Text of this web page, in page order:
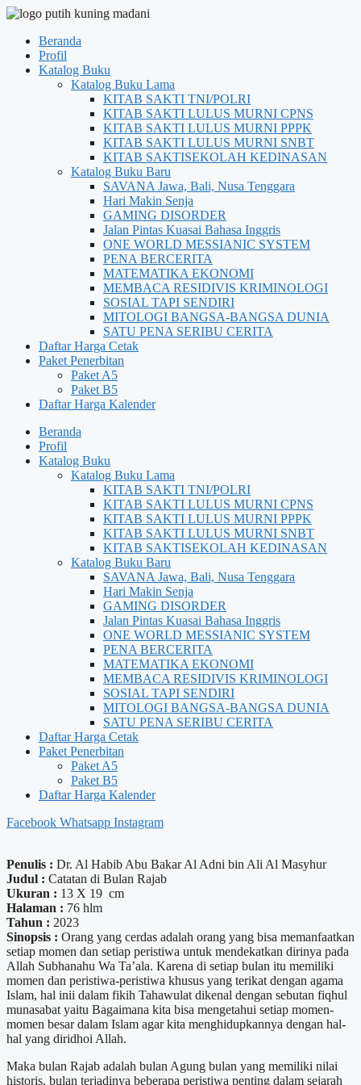
Beranda
Profil
Katalog Buku
Katalog Buku Lama
KITAB SAKTI TNI/POLRI
KITAB SAKTI LULUS MURNI CPNS
KITAB SAKTI LULUS MURNI PPPK
KITAB SAKTI LULUS MURNI SNBT
KITAB SAKTISEKOLAH KEDINASAN
Katalog Buku Baru
SAVANA Jawa, Bali, Nusa Tenggara
Hari Makin Senja
GAMING DISORDER
Jalan Pintas Kuasai Bahasa Inggris
ONE WORLD MESSIANIC SYSTEM
PENA BERCERITA
MATEMATIKA EKONOMI
MEMBACA RESIDIVIS KRIMINOLOGI
SOSIAL TAPI SENDIRI
MITOLOGI BANGSA-BANGSA DUNIA
SATU PENA SERIBU CERITA
Daftar Harga Cetak
Paket Penerbitan
Paket A5
Paket B5
Daftar Harga Kalender
Beranda
Profil
Katalog Buku
Katalog Buku Lama
KITAB SAKTI TNI/POLRI
KITAB SAKTI LULUS MURNI CPNS
KITAB SAKTI LULUS MURNI PPPK
KITAB SAKTI LULUS MURNI SNBT
KITAB SAKTISEKOLAH KEDINASAN
Katalog Buku Baru
SAVANA Jawa, Bali, Nusa Tenggara
Hari Makin Senja
GAMING DISORDER
Jalan Pintas Kuasai Bahasa Inggris
ONE WORLD MESSIANIC SYSTEM
PENA BERCERITA
MATEMATIKA EKONOMI
MEMBACA RESIDIVIS KRIMINOLOGI
SOSIAL TAPI SENDIRI
MITOLOGI BANGSA-BANGSA DUNIA
SATU PENA SERIBU CERITA
Daftar Harga Cetak
Paket Penerbitan
Paket A5
Paket B5
Daftar Harga Kalender
Facebook Whatsapp Instagram
Penulis : Dr. Al Habib Abu Bakar Al Adni bin Ali Al Masyhur
Judul : Catatan di Bulan Rajab
Ukuran : 13 X 19 cm
Halaman : 76 hlm
Tahun : 2023
Sinopsis : Orang yang cerdas adalah orang yang bisa memanfaatkan
setiap momen dan setiap peristiwa untuk mendekatkan dirinya pada
Allah Subhanahu Wa Ta’ala. Karena di setiap bulan itu memiliki
momen dan peristiwa-peristiwa khusus yang terikat dengan agama
Islam, hal inii dalam fikih Tahawulat dikenal dengan sebutan fiqhul
munasabat yaitu Bagaimana kita bisa mengetahui setiap momen-
momen besar dalam Islam agar kita menghidupkannya dengan hal-
hal yang diridhoi Allah.
Maka bulan Rajab adalah bulan Agung bulan yang memiliki nilai
historis, bulan terjadinya beberapa peristiwa penting dalam sejarah